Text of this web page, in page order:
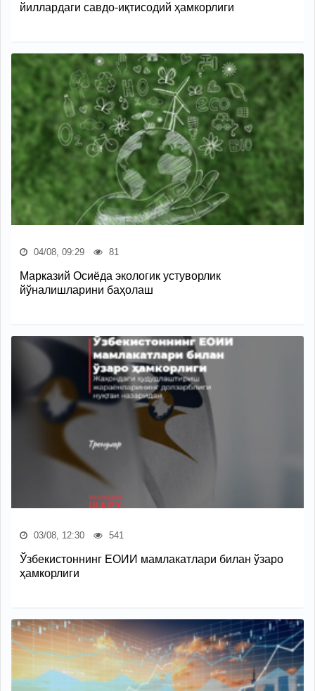
йиллардаги савдо-иқтисодий ҳамкорлиги
04/08, 09:29 81
Марказий Осиёда экологик устуворлик
йўналишларини баҳолаш
03/08, 12:30 541
Ўзбекистоннинг ЕОИИ мамлакатлари билан ўзаро
ҳамкорлиги